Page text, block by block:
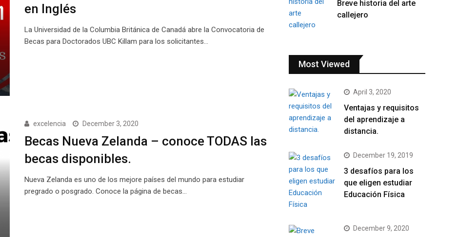
en Inglés
La Universidad de la Columbia Británica de Canadá abre la Convocatoria de
Becas para Doctorados UBC Killam para los solicitantes…
excelencia December 3, 2020
Becas Nueva Zelanda – conoce TODAS las
becas disponibles.
Nueva Zelanda es uno de los mejore países del mundo para estudiar
pregrado o posgrado. Conoce la página de becas…
Breve historia del arte
callejero
Most Viewed
April 3, 2020
Ventajas y requisitos
del aprendizaje a
distancia.
December 19, 2019
3 desafíos para los
que eligen estudiar
Educación Física
December 9, 2020